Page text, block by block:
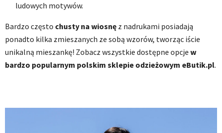
ludowych motywów.
Bardzo często chusty na wiosnę z nadrukami posiadają
ponadto kilka zmieszanych ze sobą wzorów, tworząc iście
unikalną mieszankę! Zobacz wszystkie dostępne opcje w
bardzo popularnym polskim sklepie odzieżowym eButik.pl.